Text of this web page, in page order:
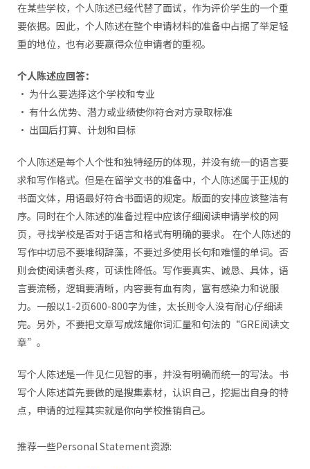
在某些学校，个人陈述已经代替了面试，作为评价学生的一个重
要依据。因此，个人陈述在整个申请材料的准备中占据了举足轻
重的地位，也有必要赢得众位申请者的重视。
个人陈述应回答：
• 为什么要选择这个学校和专业
• 有什么优势、潜力或业绩使你符合对方录取标准
• 出国后打算、计划和目标
个人陈述是每个人个性和独特经历的体现，并没有统一的语言要
求和写作格式。但是在留学文书的准备中，个人陈述属于正规的
书面文体，用语最好符合书面语的规定。版面的安排应该整洁有
序。同时在个人陈述的准备过程中应该仔细阅读申请学校的网
页，寻找学校是否对于语言和格式有明确的要求。 在个人陈述的
写作中切忌不要堆砌辞藻，不要过多使用长句和难懂的单词。否
则会使阅读者头疼，可读性降低。写作要真实、诚恳、具体，语
言要流畅，逻辑要清晰，内容要有血有肉，富有感染力和说服
力。一般以1-2页600-800字为佳，太长则令人没有耐心仔细读
完。另外，不要把文章写成炫耀你词汇量和句法的“GRE阅读文
章”。
写个人陈述是一件见仁见智的事，并没有明确而统一的写法。书
写个人陈述首先要做的是搜集素材，认识自己，挖掘出自身的特
点，申请的过程其实就是你向学校推销自己。
推荐一些Personal Statement资源: